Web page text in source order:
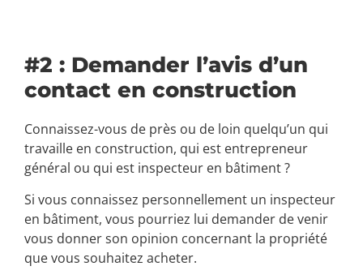
#2 : Demander l’avis d’un
contact en construction
Connaissez-vous de près ou de loin quelqu’un qui
travaille en construction, qui est entrepreneur
général ou qui est inspecteur en bâtiment ?
Si vous connaissez personnellement un inspecteur
en bâtiment, vous pourriez lui demander de venir
vous donner son opinion concernant la propriété
que vous souhaitez acheter.